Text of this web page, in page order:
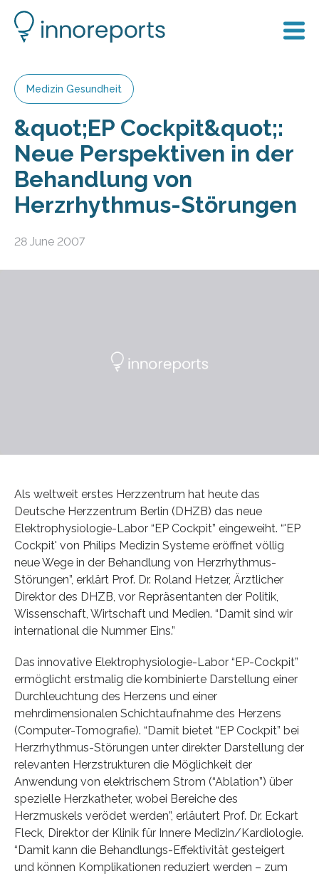
Medizin Gesundheit
&quot;EP Cockpit&quot;:
Neue Perspektiven in der
Behandlung von
Herzrhythmus-Störungen
28 June 2007
Als weltweit erstes Herzzentrum hat heute das
Deutsche Herzzentrum Berlin (DHZB) das neue
Elektrophysiologie-Labor “EP Cockpit” eingeweiht. “'EP
Cockpit' von Philips Medizin Systeme eröffnet völlig
neue Wege in der Behandlung von Herzrhythmus-
Störungen”, erklärt Prof. Dr. Roland Hetzer, Ärztlicher
Direktor des DHZB, vor Repräsentanten der Politik,
Wissenschaft, Wirtschaft und Medien. “Damit sind wir
international die Nummer Eins.”
Das innovative Elektrophysiologie-Labor “EP-Cockpit”
ermöglicht erstmalig die kombinierte Darstellung einer
Durchleuchtung des Herzens und einer
mehrdimensionalen Schichtaufnahme des Herzens
(Computer-Tomografie). “Damit bietet “EP Cockpit” bei
Herzrhythmus-Störungen unter direkter Darstellung der
relevanten Herzstrukturen die Möglichkeit der
Anwendung von elektrischem Strom (“Ablation”) über
spezielle Herzkatheter, wobei Bereiche des
Herzmuskels verödet werden”, erläutert Prof. Dr. Eckart
Fleck, Direktor der Klinik für Innere Medizin/Kardiologie.
“Damit kann die Behandlungs-Effektivität gesteigert
und können Komplikationen reduziert werden – zum